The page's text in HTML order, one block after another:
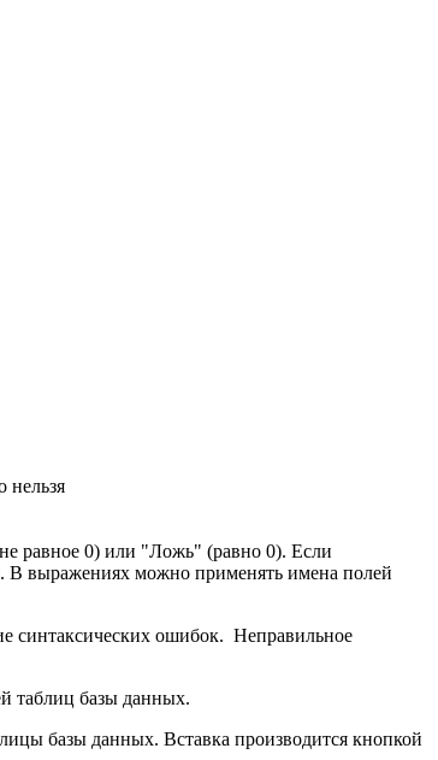
нельзя
равное 0) или "Ложь" (равно 0). Если
В выражениях можно применять имена полей
синтаксических ошибок. Неправильное
таблиц базы данных.
базы данных. Вставка производится кнопкой